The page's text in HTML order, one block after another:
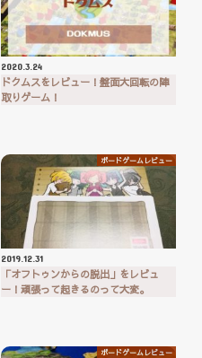
2020.3.24
ドクムスをレビュー！盤面大回転の陣
取りゲーム！
ボードゲームレビュー
2019.12.31
「オフトゥンからの脱出」をレビュ
ー！頑張って起きるのって大変。
ボードゲームレビュー